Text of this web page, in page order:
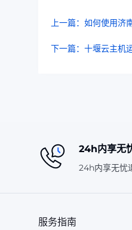
上一篇：如何使用济
下一篇：十堰云主机
24h内享无
24h内享无忧
服务指南